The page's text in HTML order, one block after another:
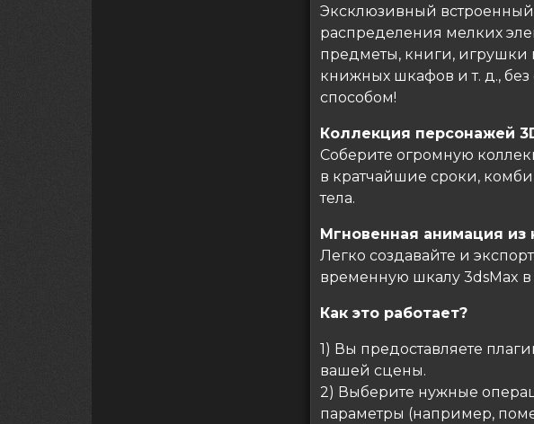
Эксклюзивный встроенный
распределения мелких
предметы, книги, игрушки
книжных шкафов и т. д.,
способом!
Коллекция персонажей
Соберите огромную
в кратчайшие сроки,
тела.
Мгновенная анимация из
Легко создавайте и
временную шкалу 3dsMax
Как это работает?
1) Вы предоставляете
вашей сцены.
2) Выберите нужные
параметры (например,